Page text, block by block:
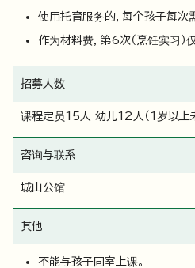
使用托育服务的，每个孩子每次
作为材料费，第6次（烹饪实习）
招募人数
课程定员15人 幼儿12人（1岁以上
咨询与联系
城山公馆
其他
不能与孩子同室上课。